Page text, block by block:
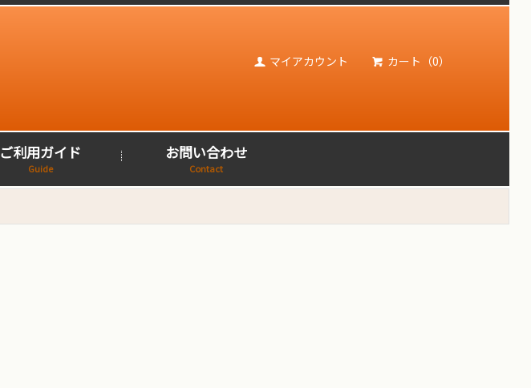
カート（0）
マイアカウント
ご利用ガイド
Guide
お問い合わせ
Contact